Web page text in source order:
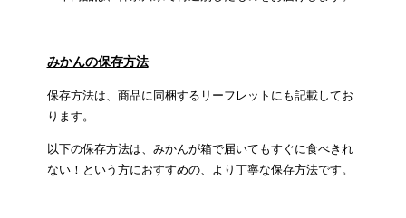
みかんの保存方法
保存方法は、商品に同梱するリーフレットにも記載してお
ります。
以下の保存方法は、みかんが箱で届いてもすぐに食べきれ
ない！という方におすすめの、より丁寧な保存方法です。